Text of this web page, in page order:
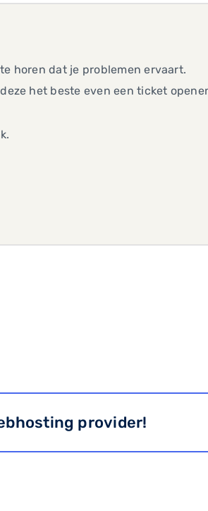
horen dat je problemen ervaart.
het beste even een ticket
provider!